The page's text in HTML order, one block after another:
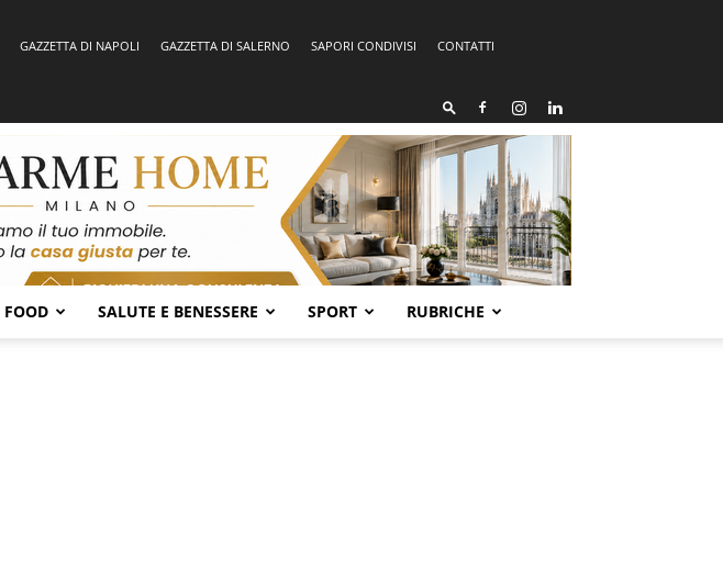
GAZZETTA DI NAPOLI GAZZETTA DI SALERNO SAPORI CONDIVISI
CONTATTI
FOOD SALUTE E BENESSERE SPORT RUBRICHE